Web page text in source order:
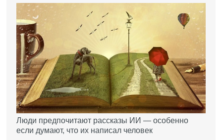
Люди предпочитают рассказы ИИ — особенно
если думают, что их написал человек